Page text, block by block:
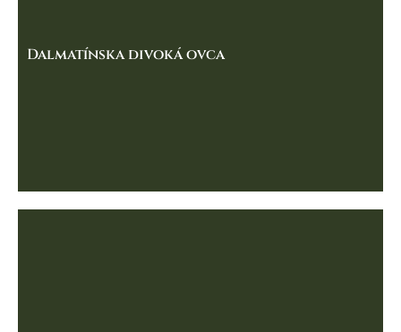
Dalmatínska divoká ovca